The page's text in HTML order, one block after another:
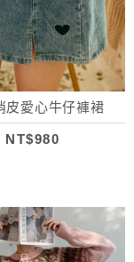
皮愛心牛仔褲裙
NT$980